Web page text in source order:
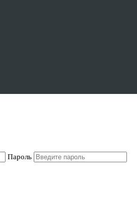
Пароль